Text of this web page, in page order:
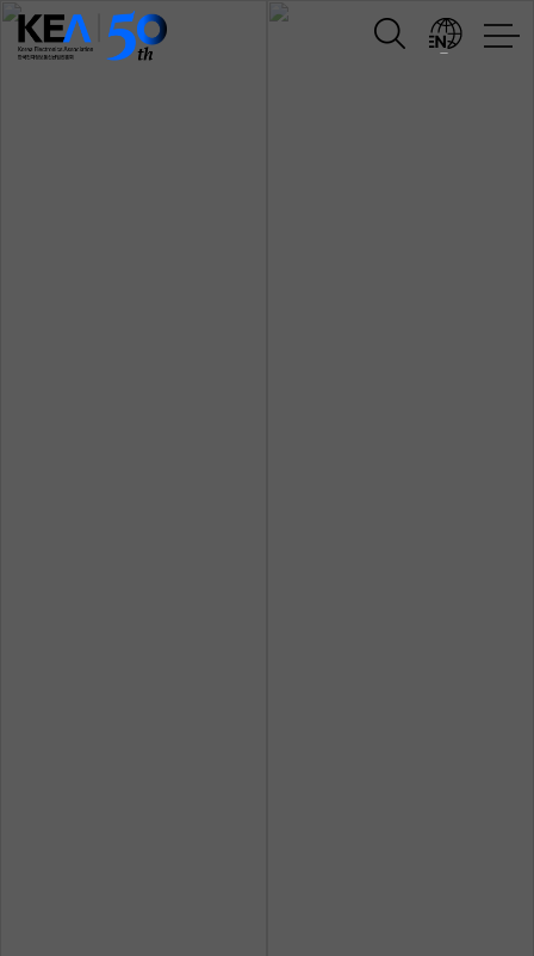
유공자 포상 전자산업